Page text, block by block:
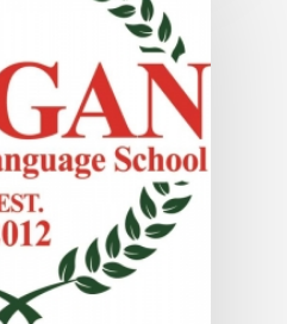
เดินทาง
ทัวร์
ที่พัก
สาระน่ารู้
VIDEO
ภาพประทับใจ